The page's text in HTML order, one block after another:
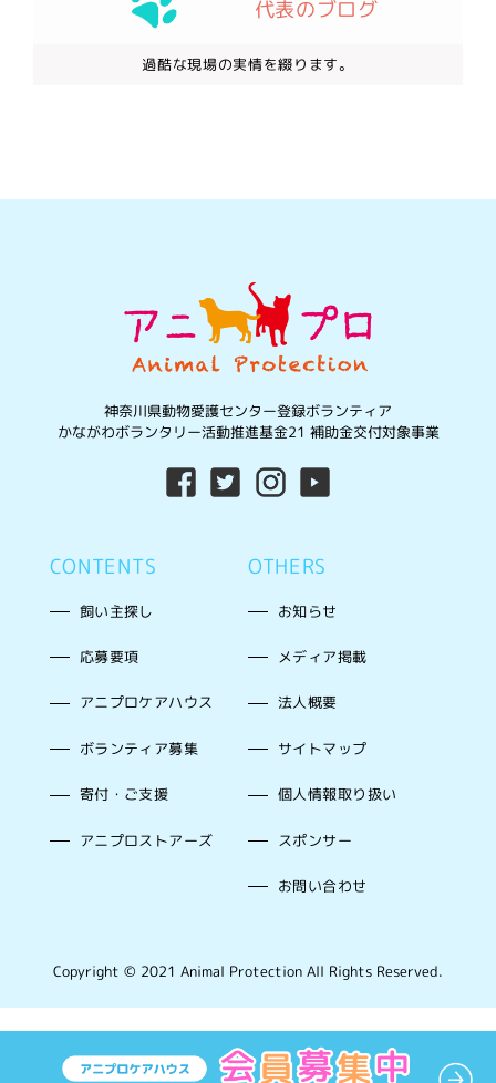
代表のブログ
過酷な現場の実情を綴ります。
CONTENTS
飼い主探し
応募要項
アニプロケアハウス
ボランティア募集
寄付・ご支援
アニプロストアーズ
神奈川県動物愛護センター登録ボランティア
かながわボランタリー活動推進基金21 補助金交付対象事業
OTHERS
お知らせ
メディア掲載
法人概要
サイトマップ
個人情報取り扱い
スポンサー
お問い合わせ
Copyright © 2021 Animal Protection All Rights Reserved.